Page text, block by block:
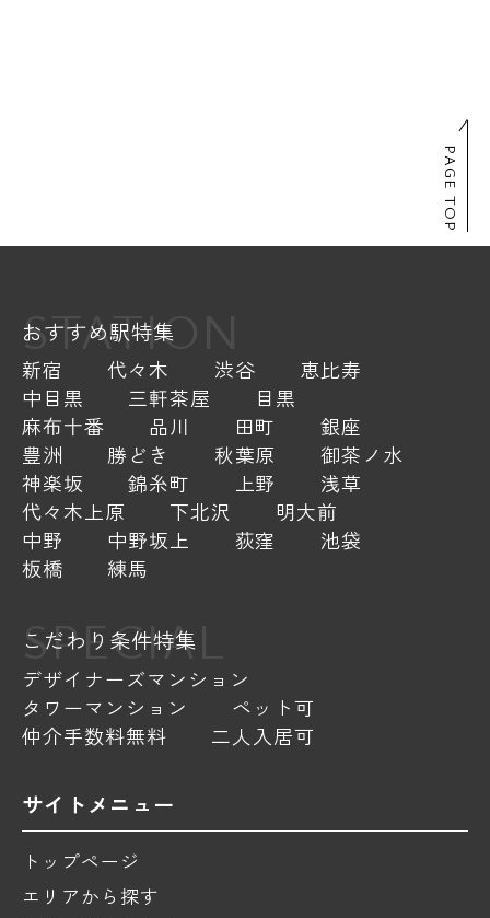
PAGE TOP
STATION
おすすめ駅特集
新宿 代々木 渋谷
恵比寿
中目黒
三軒茶屋
目黒
麻布十番
品川 田町
銀座
豊洲
勝どき 秋葉原
御茶ノ水
神楽坂
錦糸町 上野
浅草
代々木上原
下北沢
明大前
中野
中野坂上 荻窪
池袋
板橋
練馬
SPECIAL
こだわり条件特集
デザイナーズマンション
タワーマンション
ペット可
仲介手数料無料
二人入居可
サイトメニュー
トップページ
エリアから探す